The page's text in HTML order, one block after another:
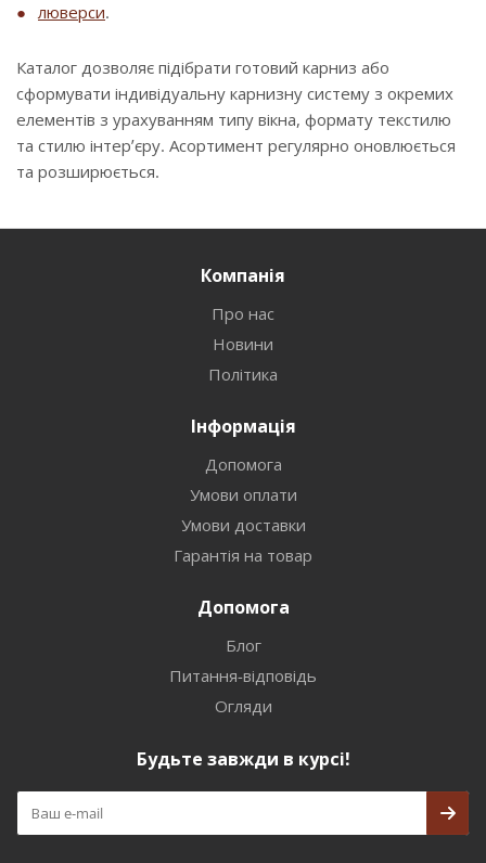
люверси.
Каталог дозволяє підібрати готовий карниз або
сформувати індивідуальну карнизну систему з окремих
елементів з урахуванням типу вікна, формату текстилю
та стилю інтер’єру. Асортимент регулярно оновлюється
та розширюється.
Компанія
Про нас
Новини
Політика
Інформація
Допомога
Умови оплати
Умови доставки
Гарантія на товар
Допомога
Блог
Питання-відповідь
Огляди
Будьте завжди в курсі!